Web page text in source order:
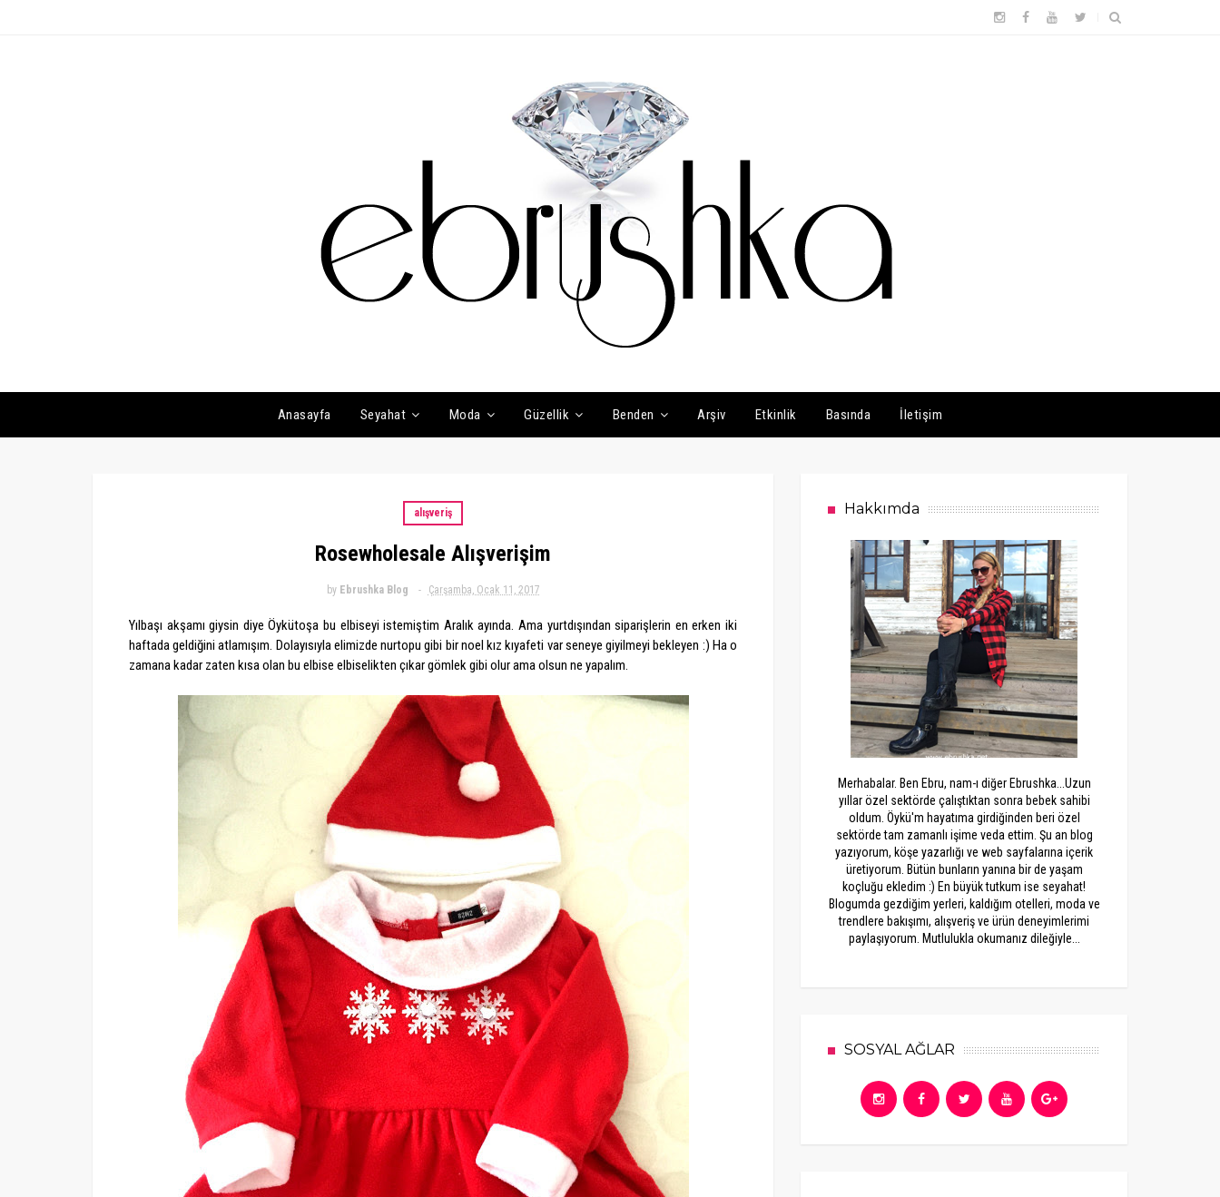
Anasayfa Seyahat Moda Güzellik Benden Arşiv Etkinlik Basında İletişim
alışveriş
Rosewholesale Alışverişim
by Ebrushka Blog Çarşamba, Ocak 11, 2017
Yılbaşı akşamı giysin diye Öykütoşa bu elbiseyi istemiştim Aralık ayında. Ama yurtdışından siparişlerin en erken iki
haftada geldiğini atlamışım. Dolayısıyla elimizde nurtopu gibi bir noel kız kıyafeti var seneye giyilmeyi bekleyen :) Ha o
zamana kadar zaten kısa olan bu elbise elbiselikten çıkar gömlek gibi olur ama olsun ne yapalım.
Hakkımda
Merhabalar. Ben Ebru, nam-ı diğer Ebrushka...Uzun
yıllar özel sektörde çalıştıktan sonra bebek sahibi
oldum. Öykü'm hayatıma girdiğinden beri özel
sektörde tam zamanlı işime veda ettim. Şu an blog
yazıyorum, köşe yazarlığı ve web sayfalarına içerik
üretiyorum. Bütün bunların yanına bir de yaşam
koçluğu ekledim :) En büyük tutkum ise seyahat!
Blogumda gezdiğim yerleri, kaldığım otelleri, moda ve
trendlere bakışımı, alışveriş ve ürün deneyimlerimi
paylaşıyorum. Mutlulukla okumanız dileğiyle...
SOSYAL AĞLAR